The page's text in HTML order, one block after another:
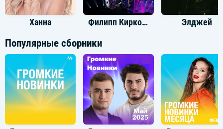
Ханна Филипп Киркоров Элджей
Популярные сборники